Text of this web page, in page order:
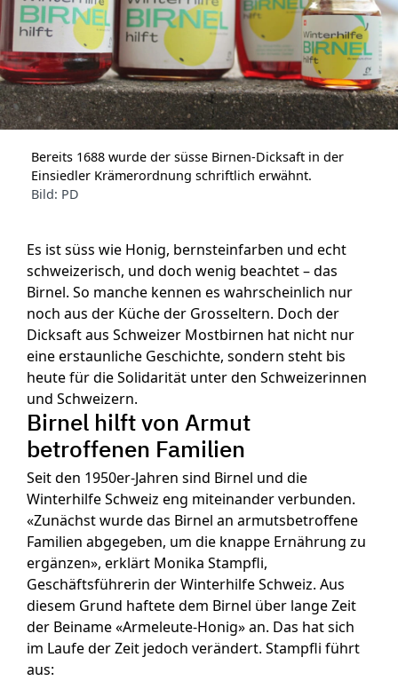
Bereits 1688 wurde der süsse Birnen-Dicksaft in der
Einsiedler Krämerordnung schriftlich erwähnt.
Bild: PD
Es ist süss wie Honig, bernsteinfarben und echt
schweizerisch, und doch wenig beachtet – das
Birnel. So manche kennen es wahrscheinlich nur
noch aus der Küche der Grosseltern. Doch der
Dicksaft aus Schweizer Mostbirnen hat nicht nur
eine erstaunliche Geschichte, sondern steht bis
heute für die Solidarität unter den Schweizerinnen
und Schweizern.
Birnel hilft von Armut
betroffenen Familien
Seit den 1950er-Jahren sind Birnel und die
Winterhilfe Schweiz eng miteinander verbunden.
«Zunächst wurde das Birnel an armutsbetroffene
Familien abgegeben, um die knappe Ernährung zu
ergänzen», erklärt Monika Stampfli,
Geschäftsführerin der Winterhilfe Schweiz. Aus
diesem Grund haftete dem Birnel über lange Zeit
der Beiname «Armeleute-Honig» an. Das hat sich
im Laufe der Zeit jedoch verändert. Stampfli führt
aus: